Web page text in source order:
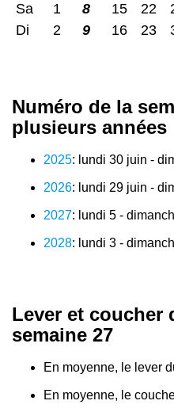
Sa
1 8 15 22
Di
2 9 16 23
Numéro de la
plusieurs années
2025: lundi 30 juin -
2026: lundi 29 juin -
2027: lundi 5 -
2028: lundi 3 -
Lever et coucher
semaine 27
En moyenne, le lever
En moyenne, le